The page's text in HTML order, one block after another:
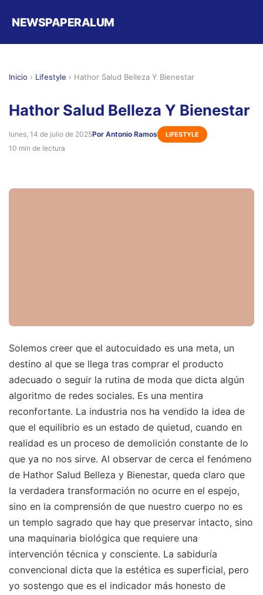
NEWSPAPERALUM
Inicio › Lifestyle › Hathor Salud Belleza Y Bienestar
Hathor Salud Belleza Y Bienestar
lunes, 14 de julio de 2025Por Antonio Ramos LIFESTYLE
10 min de lectura
Solemos creer que el autocuidado es una meta, un
destino al que se llega tras comprar el producto
adecuado o seguir la rutina de moda que dicta algún
algoritmo de redes sociales. Es una mentira
reconfortante. La industria nos ha vendido la idea de
que el equilibrio es un estado de quietud, cuando en
realidad es un proceso de demolición constante de lo
que ya no nos sirve. Al observar de cerca el fenómeno
de Hathor Salud Belleza y Bienestar, queda claro que
la verdadera transformación no ocurre en el espejo,
sino en la comprensión de que nuestro cuerpo no es
un templo sagrado que hay que preservar intacto, sino
una maquinaria biológica que requiere una
intervención técnica y consciente. La sabiduría
convencional dicta que la estética es superficial, pero
yo sostengo que es el indicador más honesto de